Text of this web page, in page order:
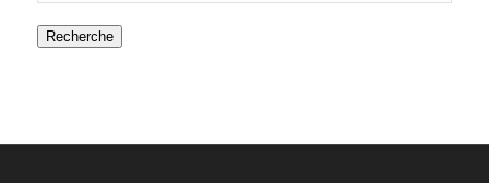
Recherche